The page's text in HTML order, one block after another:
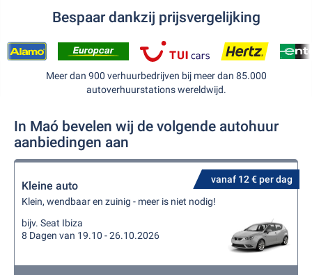
Bespaar dankzij prijsvergelijking
Meer dan 900 verhuurbedrijven bij meer dan 85.000
autoverhuurstations wereldwijd.
In Maó bevelen wij de volgende autohuur
aanbiedingen aan
vanaf 12 € per dag
Kleine auto
Klein, wendbaar en zuinig - meer is niet nodig!
bijv. Seat Ibiza
8 Dagen van 19.10 - 26.10.2026